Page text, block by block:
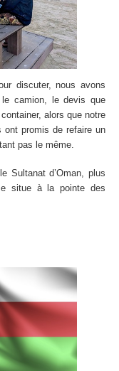
discuter, nous avons
camion, le devis que
alors que notre
promis de refaire un
pas le même.
Sultanat d’Oman, plus
situe à la pointe des